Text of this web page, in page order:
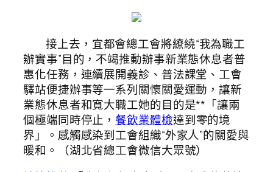
接上去，宜都會總工會將繚繞“我為職工
辦實事”目的，不竭推動辦事新業態休息者普
惠化任務，連續展開義診、普法課堂、工會
驛站便捷辦事等一系列關懷關愛運動，讓新
業態休息者和寬大職工她的目的是**「讓兩
個極端同時停止， 餐飲業體檢達到零的境
界」。感觸感染到工會組織“外家人”的關愛與
暖和。（湖北省總工會微信大眾號）